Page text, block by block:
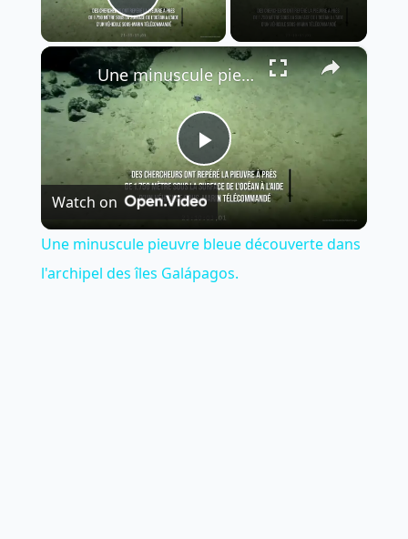
Play Video
×
Play
Video
Une minuscule pieuvre bleue découverte dans l'archipel des îles Galápagos.
Watch on
Une minuscule pieuvre bleue découverte dans
l'archipel des îles Galápagos.